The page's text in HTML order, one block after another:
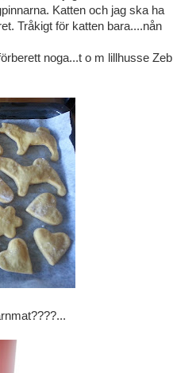
Katten och jag ska ha
Tråkigt för katten bara....nån
noga...t o m lillhusse Zeb